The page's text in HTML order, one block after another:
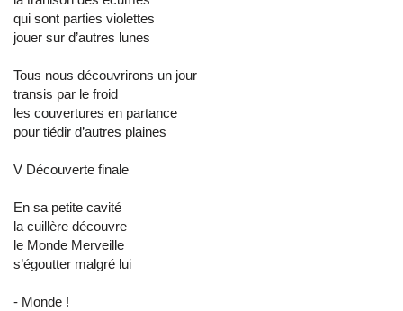
qui sont parties violettes
jouer sur d’autres lunes
Tous nous découvrirons un jour
transis par le froid
les couvertures en partance
pour tiédir d’autres plaines
V Découverte finale
En sa petite cavité
la cuillère découvre
le Monde Merveille
s’égoutter malgré lui
- Monde !